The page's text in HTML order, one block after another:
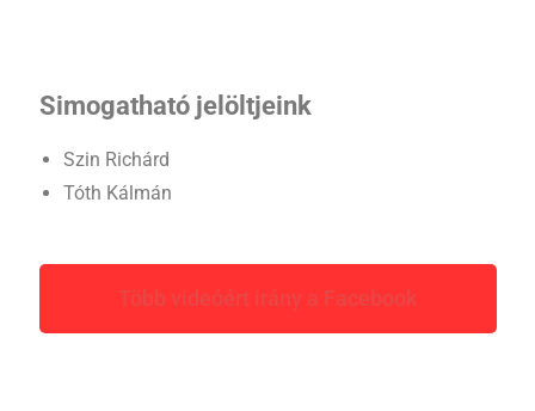
Simogatható jelöltjeink
Szin Richárd
Tóth Kálmán